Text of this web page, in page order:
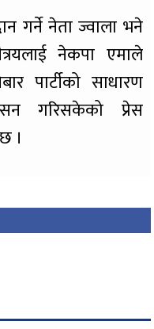
गर्ने नेता ज्वाला भने
नेकपा एमाले
पार्टीको साधारण
गरिसकेको प्रेस
।